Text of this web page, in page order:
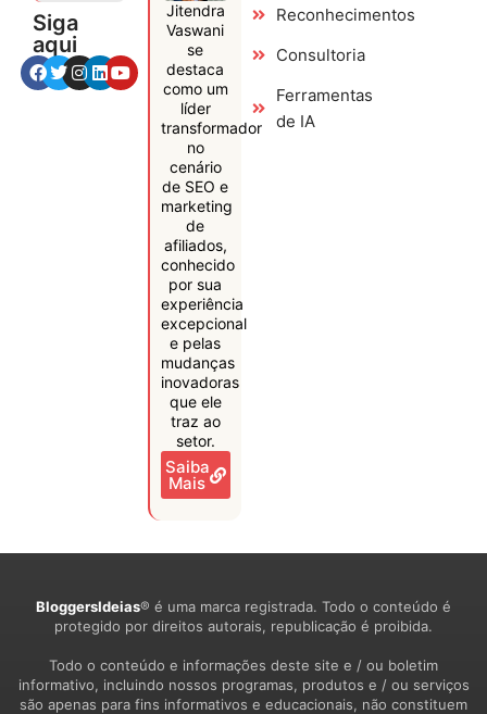
Siga
aqui
Jitendra
Vaswani
se
destaca
como um
líder
transformador
no
cenário
de SEO e
marketing
de
afiliados,
conhecido
por sua
experiência
excepcional
e pelas
mudanças
inovadoras
que ele
traz ao
setor.
Saiba
Mais
Reconhecimentos
Consultoria
Ferramentas
de IA
BloggersIdeias® é uma marca registrada. Todo o conteúdo é
protegido por direitos autorais, republicação é proibida.
Todo o conteúdo e informações deste site e / ou boletim
informativo, incluindo nossos programas, produtos e / ou serviços
são apenas para fins informativos e educacionais, não constituem